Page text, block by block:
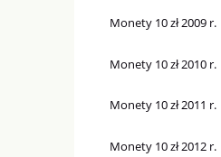
Monety 10 zł 2009 r.
Monety 10 zł 2010 r.
Monety 10 zł 2011 r.
Monety 10 zł 2012 r.